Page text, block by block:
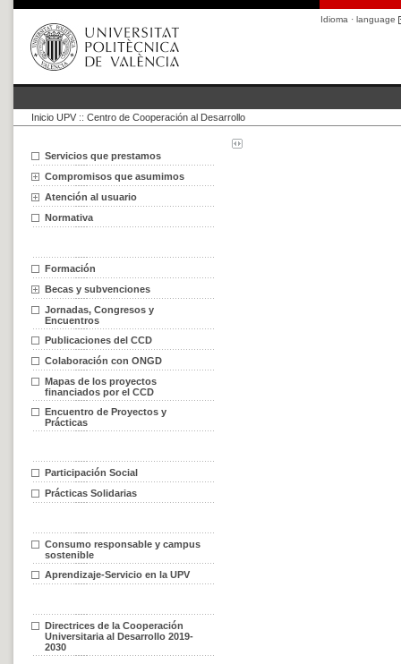
Idioma · language
Inicio UPV :: Centro de Cooperación al Desarrollo
Servicios que prestamos
Compromisos que asumimos
Atención al usuario
Normativa
Formación
Becas y subvenciones
Jornadas, Congresos y
Encuentros
Publicaciones del CCD
Colaboración con ONGD
Mapas de los proyectos
financiados por el CCD
Encuentro de Proyectos y
Prácticas
Participación Social
Prácticas Solidarias
Consumo responsable y campus
sostenible
Aprendizaje-Servicio en la UPV
Directrices de la Cooperación
Universitaria al Desarrollo 2019-
2030